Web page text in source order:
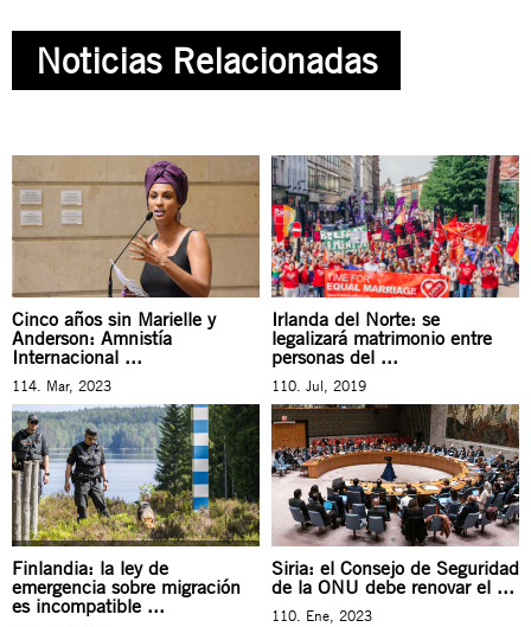
Noticias Relacionadas
Cinco años sin Marielle y
Anderson: Amnistía
Internacional ...
114. Mar, 2023
Irlanda del Norte: se
legalizará matrimonio entre
personas del ...
110. Jul, 2019
Finlandia: la ley de
emergencia sobre migración
es incompatible ...
Siria: el Consejo de Seguridad
de la ONU debe renovar el ...
110. Ene, 2023